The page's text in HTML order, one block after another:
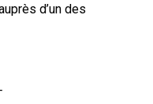
d’un des